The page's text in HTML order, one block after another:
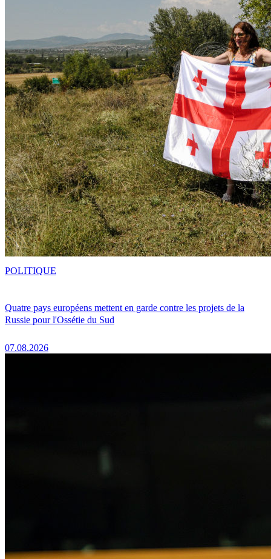
Quatre pays européens mettent en garde contre les projets de la
Russie pour l'Ossétie du Sud
07.08.2026
POLITIQUE